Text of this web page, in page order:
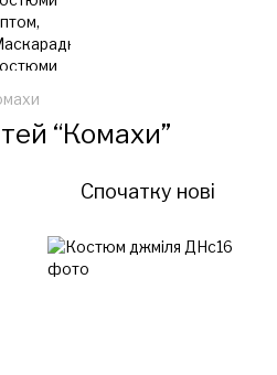
“Комахи”
Спочатку нові